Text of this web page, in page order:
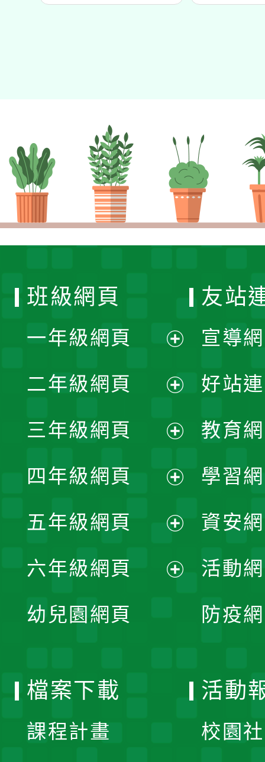
班級網頁
一年級網頁
開
選
單
二年級網頁
開
選
單
三年級網頁
開
選
單
四年級網頁
開
選
五年級網頁
開
六年級網頁
幼兒園網頁
友站
宣導
好站
教育
學習
資安
活動
防疫
檔案下載
課程計畫
活動
校園